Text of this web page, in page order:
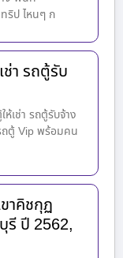
ริป ไหนๆ ก
ช่า รถตู้รับ
ห้เช่า รถตู้รับจ้าง
ถตู้ Vip พร้อมคน
าคิชกุฏ
รี ปี 2562,